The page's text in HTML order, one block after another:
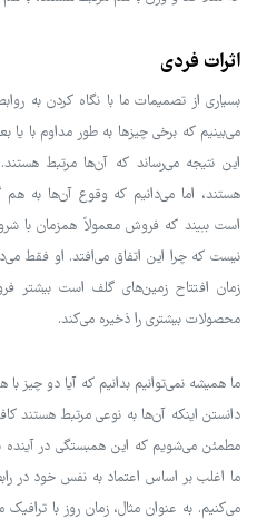
اثرات فردی
بسیاری از تصمیمات ما با نگاه کردن به
می‌بینیم که برخی چیزها به طور مداوم با یا
این نتیجه می‌رساند که آن‌ها مرتبط
هستند، اما می‌دانیم که وقوع آن‌ها به
است ببیند که فروش معمولاً همزمان با
نیست که چرا این اتفاق می‌افتد. او فقط
زمان افتتاح زمین‌های گلف است بیشتر
محصولات بیشتری را ذخیره می‌کند.
ما همیشه نمی‌توانیم بدانیم که آیا دو چیز
دانستن اینکه آن‌ها به نوعی مرتبط هستند
مطمئن می‌شویم که این همبستگی در آینده
ما اغلب بر اساس اعتماد به نفس خود در
می‌کنیم. به عنوان مثال، زمان روز با